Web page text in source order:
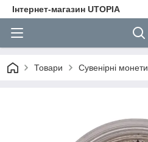
Інтернет-магазин UTOPIA
Товари Сувенірні монети